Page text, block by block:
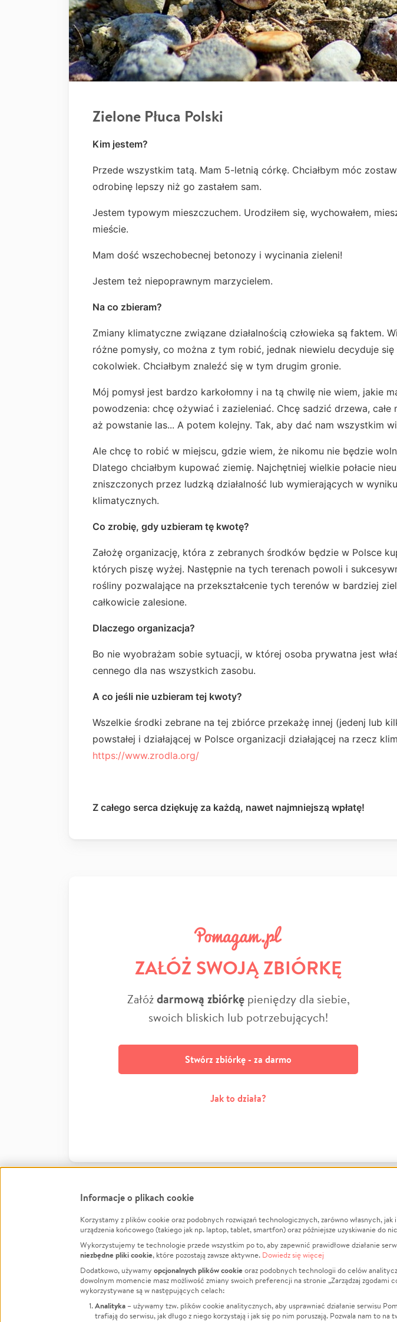
Zielone Płuca Polski
Kim jestem?
Przede wszystkim tatą. Mam 5-letnią córkę. Chciałbym móc
odrobinę lepszy niż go zastałem sam.
Jestem typowym mieszczuchem. Urodziłem się, wychowałem,
mieście.
Mam dość wszechobecnej betonozy i wycinania zieleni!
Jestem też niepoprawnym marzycielem.
Na co zbieram?
Zmiany klimatyczne związane działalnością człowieka są faktem.
różne pomysły, co można z tym robić, jednak niewielu decyduje
cokolwiek. Chciałbym znaleźć się w tym drugim gronie.
Mój pomysł jest bardzo karkołomny i na tą chwilę nie wiem, jakie
powodzenia: chcę ożywiać i zazieleniać. Chcę sadzić drzewa, całe
aż powstanie las... A potem kolejny. Tak, aby dać nam wszystkim
Ale chcę to robić w miejscu, gdzie wiem, że nikomu nie będzie
Dlatego chciałbym kupować ziemię. Najchętniej wielkie połacie
zniszczonych przez ludzką działalność lub wymierających w
klimatycznych.
Co zrobię, gdy uzbieram tę kwotę?
Założę organizację, która z zebranych środków będzie w Polsce
których piszę wyżej. Następnie na tych terenach powoli i
rośliny pozwalające na przekształcenie tych terenów w bardziej
całkowicie zalesione.
Dlaczego organizacja?
Bo nie wyobrażam sobie sytuacji, w której osoba prywatna jest
cennego dla nas wszystkich zasobu.
A co jeśli nie uzbieram tej kwoty?
Wszelkie środki zebrane na tej zbiórce przekażę innej (jedenj lub
powstałej i działającej w Polsce organizacji działającej na rzecz
https://www.zrodla.org/
Z całego serca dziękuję za każdą, nawet najmniejszą wpłatę!
ZAŁÓŻ SWOJĄ ZBIÓRKĘ
Załóżdarmową zbiórkępieniędzy dla siebie,
swoich bliskich lub potrzebujących!
Stwórz zbiórkę - za darmo
Jak to działa?
FacebookTwitter Instagram
LinkedInTikTok Youtube
Informacje
Jak to działa?
Regulamin
Polityka Prywatności
Kontakt
O nas
Opinie
Raporty
Za
Dla NGO
Informacje o plikach cookie
Korzystamy z plików cookie oraz podobnych rozwiązań technologicznych, zarówno własnych,
urządzenia końcowego (takiego jak np. laptop, tablet, smartfon) oraz późniejsze uzyskiwanie do
Wykorzystujemy te technologie przede wszystkim po to, aby zapewnić prawidłowe działanie
niezbędne pliki cookie, które pozostają zawsze aktywne. Dowiedz się więcej
Dodatkowo, używamy opcjonalnych plików cookieoraz podobnych technologii do celów
dowolnym momencie masz możliwość zmiany swoich preferencji na stronie „Zarządzaj
wykorzystywane są w następujących celach:
Analityka – używamy tzw. plików cookie analitycznych, aby usprawniać działanie serwisu
trafiają do serwisu, jak długo z niego korzystają i jak się po nim poruszają. Pozwala nam to